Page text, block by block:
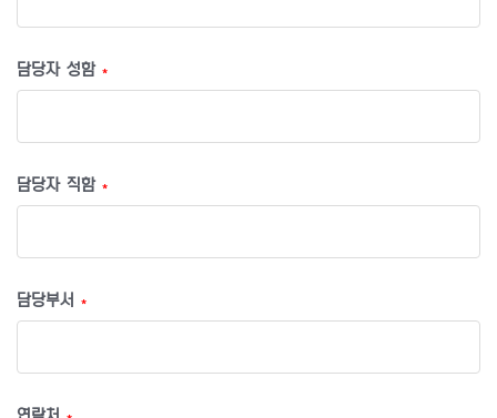
담당자 성함 *
담당자 직함 *
담당부서 *
연락처